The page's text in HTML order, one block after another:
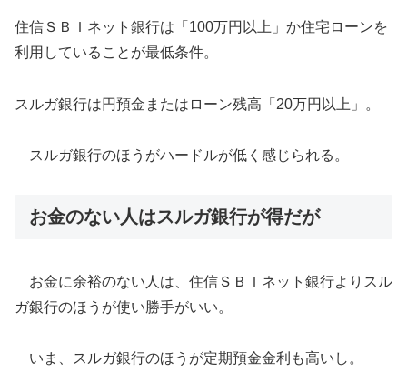
住信ＳＢＩネット銀行は「100万円以上」か住宅ローンを
利用していることが最低条件。
スルガ銀行は円預金またはローン残高「20万円以上」。
スルガ銀行のほうがハードルが低く感じられる。
お金のない人はスルガ銀行が得だが
お金に余裕のない人は、住信ＳＢＩネット銀行よりスル
ガ銀行のほうが使い勝手がいい。
いま、スルガ銀行のほうが定期預金金利も高いし。